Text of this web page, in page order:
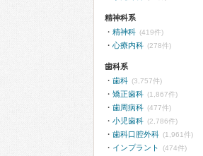
精神科系
精神科 (419件)
心療内科 (278件)
歯科系
歯科 (3,757件)
矯正歯科 (1,867件)
歯周病科 (477件)
小児歯科 (2,786件)
歯科口腔外科 (1,961件)
インプラント (474件)